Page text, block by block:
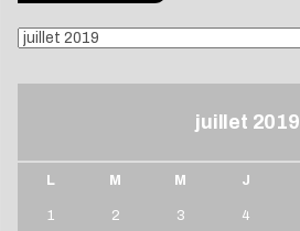
ARCHIVES
juillet 2019
L M M J
1 2 3 4